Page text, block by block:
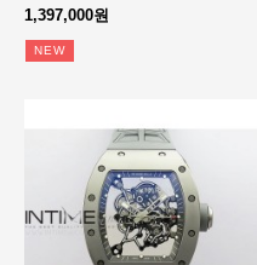
1,397,000원
NEW